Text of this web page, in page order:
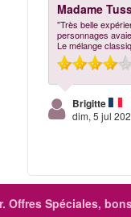
Madame
"Très belle
personnages
Le mélange
Brigitte
dim, 5 jul
Offres Spéciales,